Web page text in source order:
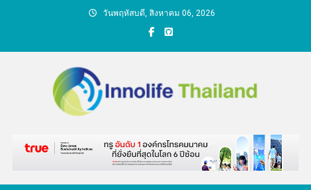
วันพฤหัสบดี, สิงหาคม 06, 2026
คนกับความคิด ชีวิตกับ
นวัตกรรม